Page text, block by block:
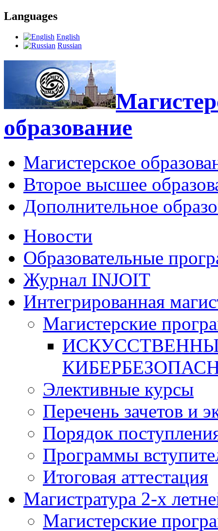
Languages
English
Russian
образование
Магистерское
Второе высшее
Дополнительное
Новости
Образовательные
Журнал INJOIT
Интегрированная
Магистерские
Элективные курсы
Перечень зачетов и
Порядок
Программы
Итоговая аттестация
Магистратура 2-х
Магистерские